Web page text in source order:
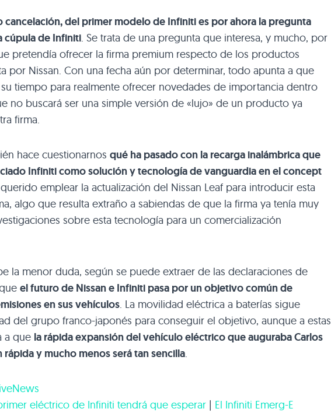
cancelación, del primer modelo de Infiniti es por ahora la pregunta
cúpula de Infiniti. Se trata de una pregunta que interesa, y mucho, por
pretendía ofrecer la firma premium respecto de los productos
por Nissan. Con una fecha aún por determinar, todo apunta a que
tiempo para realmente ofrecer novedades de importancia dentro
no buscará ser una simple versión de «lujo» de un producto ya
firma.
hace cuestionarnos qué ha pasado con la recarga inalámbrica que
Infiniti como solución y tecnología de vanguardia en el concept
emplear la actualización del Nissan Leaf para introducir esta
algo que resulta extraño a sabiendas de que la firma ya tenía muy
sobre esta tecnología para un comercialización
la menor duda, según se puede extraer de las declaraciones de
el futuro de Nissan e Infiniti pasa por un objetivo común de
en sus vehículos. La movilidad eléctrica a baterías sigue
del grupo franco-japonés para conseguir el objetivo, aunque a estas
a que la rápida expansión del vehículo eléctrico que auguraba Carlos
rápida y mucho menos será tan sencilla.
eléctrico de Infiniti tendrá que esperar | El Infiniti Emerg-E